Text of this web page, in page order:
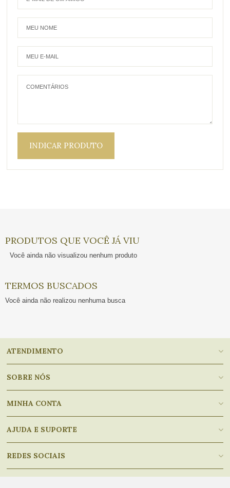
INDICAR PRODUTO
PRODUTOS QUE VOCÊ JÁ VIU
Você ainda não visualizou nenhum produto
TERMOS BUSCADOS
Você ainda não realizou nenhuma busca
ATENDIMENTO
SOBRE NÓS
MINHA CONTA
AJUDA E SUPORTE
REDES SOCIAIS